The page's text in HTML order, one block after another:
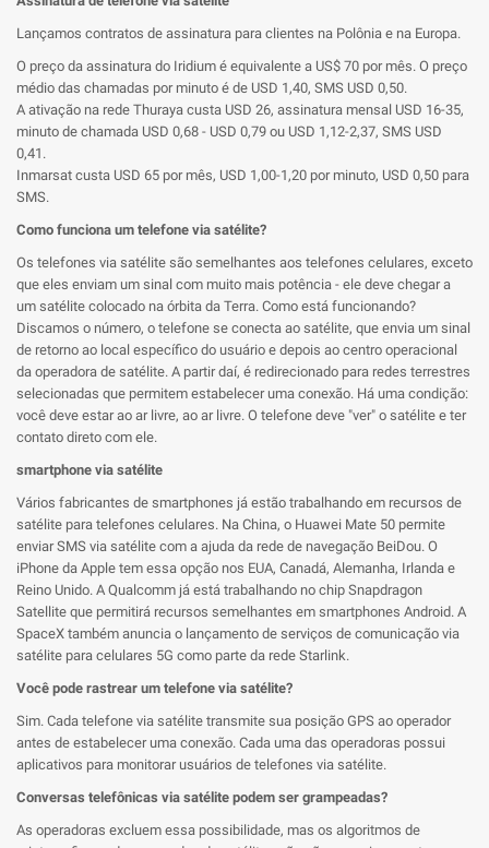
Lançamos contratos de assinatura para clientes na Polônia e na Europa.
O preço da assinatura do Iridium é equivalente a US$ 70 por mês. O preço
médio das chamadas por minuto é de USD 1,40, SMS USD 0,50.
A ativação na rede Thuraya custa USD 26, assinatura mensal USD 16-35,
minuto de chamada USD 0,68 - USD 0,79 ou USD 1,12-2,37, SMS USD
0,41.
Inmarsat custa USD 65 por mês, USD 1,00-1,20 por minuto, USD 0,50 para
SMS.
Como funciona um telefone via satélite?
Os telefones via satélite são semelhantes aos telefones celulares, exceto
que eles enviam um sinal com muito mais potência - ele deve chegar a
um satélite colocado na órbita da Terra. Como está funcionando?
Discamos o número, o telefone se conecta ao satélite, que envia um sinal
de retorno ao local específico do usuário e depois ao centro operacional
da operadora de satélite. A partir daí, é redirecionado para redes terrestres
selecionadas que permitem estabelecer uma conexão. Há uma condição:
você deve estar ao ar livre, ao ar livre. O telefone deve "ver" o satélite e ter
contato direto com ele.
smartphone via satélite
Vários fabricantes de smartphones já estão trabalhando em recursos de
satélite para telefones celulares. Na China, o Huawei Mate 50 permite
enviar SMS via satélite com a ajuda da rede de navegação BeiDou. O
iPhone da Apple tem essa opção nos EUA, Canadá, Alemanha, Irlanda e
Reino Unido. A Qualcomm já está trabalhando no chip Snapdragon
Satellite que permitirá recursos semelhantes em smartphones Android. A
SpaceX também anuncia o lançamento de serviços de comunicação via
satélite para celulares 5G como parte da rede Starlink.
Você pode rastrear um telefone via satélite?
Sim. Cada telefone via satélite transmite sua posição GPS ao operador
antes de estabelecer uma conexão. Cada uma das operadoras possui
aplicativos para monitorar usuários de telefones via satélite.
Conversas telefônicas via satélite podem ser grampeadas?
As operadoras excluem essa possibilidade, mas os algoritmos de